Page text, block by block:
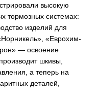
высокую
тормозных системах:
изделий для
«Еврохим-
— освоение
шкивы,
а теперь на
деталей,